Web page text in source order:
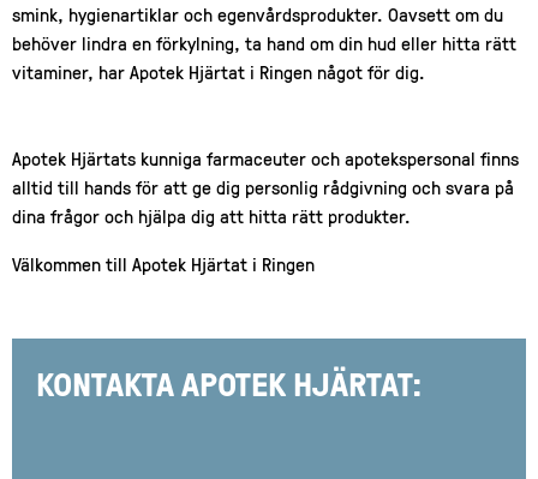
smink, hygienartiklar och egenvårdsprodukter. Oavsett om du
behöver lindra en förkylning, ta hand om din hud eller hitta rätt
vitaminer, har Apotek Hjärtat i Ringen något för dig.
Apotek Hjärtats kunniga farmaceuter och apotekspersonal finns
alltid till hands för att ge dig personlig rådgivning och svara på
dina frågor och hjälpa dig att hitta rätt produkter.
Välkommen till Apotek Hjärtat i Ringen
KONTAKTA APOTEK HJÄRTAT: